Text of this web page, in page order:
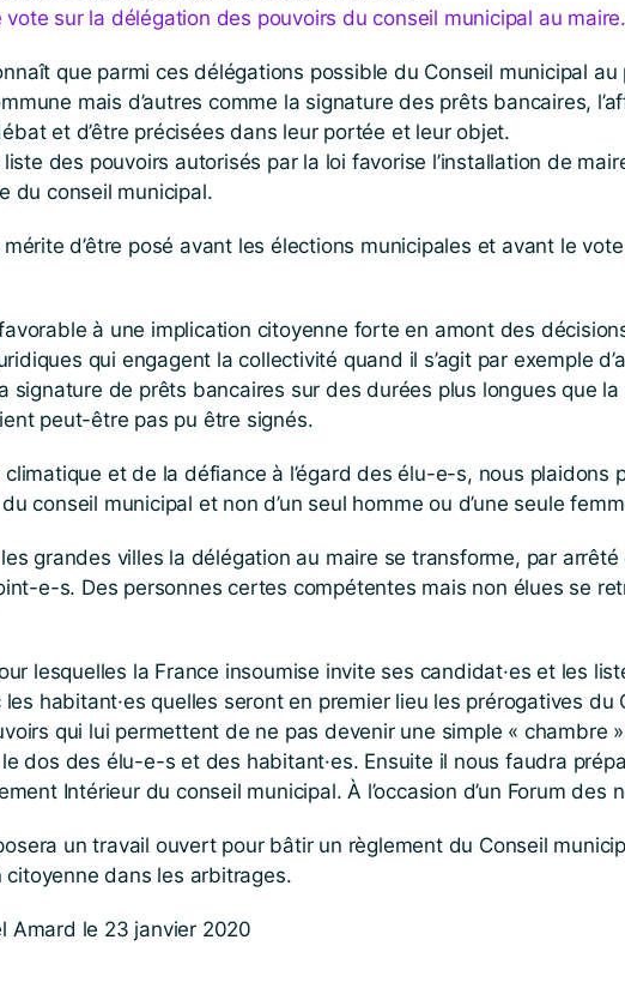
vote sur la délégation des pouvoirs du conseil municipal au maire.
que parmi ces délégations possible du Conseil municipal
mais d’autres comme la signature des prêts bancaires,
et d’être précisées dans leur portée et leur objet.
des pouvoirs autorisés par la loi favorise l’installation de
du conseil municipal.
d’être posé avant les élections municipales et avant le
à une implication citoyenne forte en amont des
qui engagent la collectivité quand il s’agit par exemple
signature de prêts bancaires sur des durées plus longues que
peut-être pas pu être signés.
climatique et de la défiance à l’égard des élu-e-s, nous
conseil municipal et non d’un seul homme ou d’une seule
grandes villes la délégation au maire se transforme, par
e-s. Des personnes certes compétentes mais non élues se
lesquelles la France insoumise invite ses candidat·es et les
habitant·es quelles seront en premier lieu les prérogatives
qui lui permettent de ne pas devenir une simple « chambre
dos des élu-e-s et des habitant·es. Ensuite il nous faudra
Intérieur du conseil municipal. À l’occasion d’un Forum des
un travail ouvert pour bâtir un règlement du Conseil
citoyenne dans les arbitrages.
Amard le 23 janvier 2020